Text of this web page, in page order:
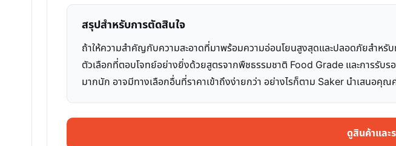
สรุปสำหรับการตัดสินใจ
ถ้าให้ความสำคัญกับความสะอาดที่มาพร้อมความอ่อนโยนสูงสุดและปลอดภัยสำหรั
ตัวเลือกที่ตอบโจทย์อย่างยิ่งด้วยสูตรจากพืชธรรมชาติ Food Grade และการรับ
มากนัก อาจมีทางเลือกอื่นที่ราคาเข้าถึงง่ายกว่า อย่างไรก็ตาม Saker นำเสนอ
ดูสินค้าและ